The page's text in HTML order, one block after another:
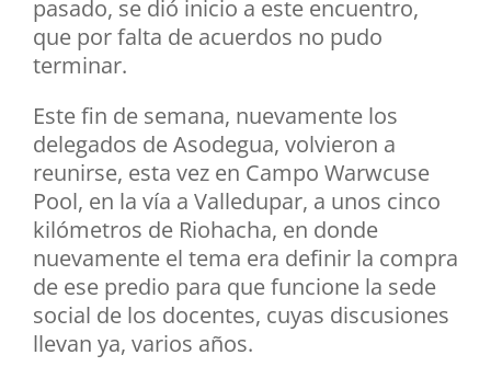
pasado, se dió inicio a este encuentro,
que por falta de acuerdos no pudo
terminar.
Este fin de semana, nuevamente los
delegados de Asodegua, volvieron a
reunirse, esta vez en Campo Warwcuse
Pool, en la vía a Valledupar, a unos cinco
kilómetros de Riohacha, en donde
nuevamente el tema era definir la compra
de ese predio para que funcione la sede
social de los docentes, cuyas discusiones
llevan ya, varios años.